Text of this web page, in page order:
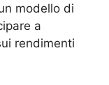
modello di
a
rendimenti